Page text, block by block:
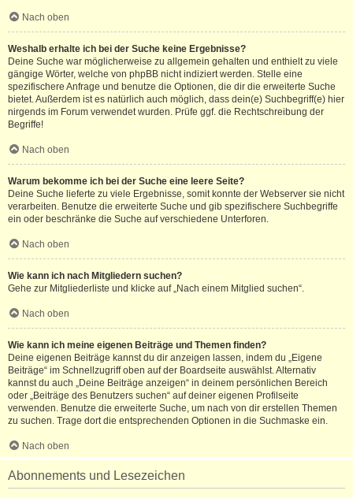
Nach oben
Weshalb erhalte ich bei der Suche keine Ergebnisse?
Deine Suche war möglicherweise zu allgemein gehalten und enthielt zu viele
gängige Wörter, welche von phpBB nicht indiziert werden. Stelle eine
spezifischere Anfrage und benutze die Optionen, die dir die erweiterte Suche
bietet. Außerdem ist es natürlich auch möglich, dass dein(e) Suchbegriff(e) hier
nirgends im Forum verwendet wurden. Prüfe ggf. die Rechtschreibung der
Begriffe!
Nach oben
Warum bekomme ich bei der Suche eine leere Seite?
Deine Suche lieferte zu viele Ergebnisse, somit konnte der Webserver sie nicht
verarbeiten. Benutze die erweiterte Suche und gib spezifischere Suchbegriffe
ein oder beschränke die Suche auf verschiedene Unterforen.
Nach oben
Wie kann ich nach Mitgliedern suchen?
Gehe zur Mitgliederliste und klicke auf „Nach einem Mitglied suchen“.
Nach oben
Wie kann ich meine eigenen Beiträge und Themen finden?
Deine eigenen Beiträge kannst du dir anzeigen lassen, indem du „Eigene
Beiträge“ im Schnellzugriff oben auf der Boardseite auswählst. Alternativ
kannst du auch „Deine Beiträge anzeigen“ in deinem persönlichen Bereich
oder „Beiträge des Benutzers suchen“ auf deiner eigenen Profilseite
verwenden. Benutze die erweiterte Suche, um nach von dir erstellen Themen
zu suchen. Trage dort die entsprechenden Optionen in die Suchmaske ein.
Nach oben
Abonnements und Lesezeichen